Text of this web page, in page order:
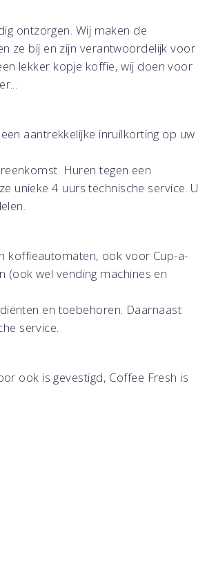
ontzorgen. Wij maken de
ze bij en zijn verantwoordelijk voor
lekker kopje koffie, wij doen voor
aantrekkelijke inruilkorting op uw
Huren tegen een
unieke 4 uurs technische service. U
koffieautomaten, ook voor Cup-a-
wel vending machines en
en toebehoren. Daarnaast
service.
ook is gevestigd, Coffee Fresh is